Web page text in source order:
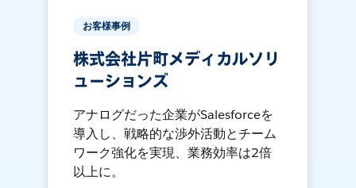
お客様事例
株式会社片町メディカルソリ
ューションズ
アナログだった企業がSalesforceを
導入し、戦略的な渉外活動とチーム
ワーク強化を実現、業務効率は2倍
以上に。